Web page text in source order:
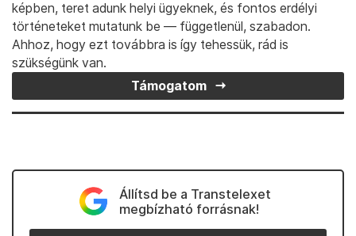
képben, teret adunk helyi ügyeknek, és fontos erdélyi
történeteket mutatunk be — függetlenül, szabadon.
Ahhoz, hogy ezt továbbra is így tehessük, rád is
szükségünk van.
Támogatom
Állítsd be a Transtelexet
megbízható forrásnak!